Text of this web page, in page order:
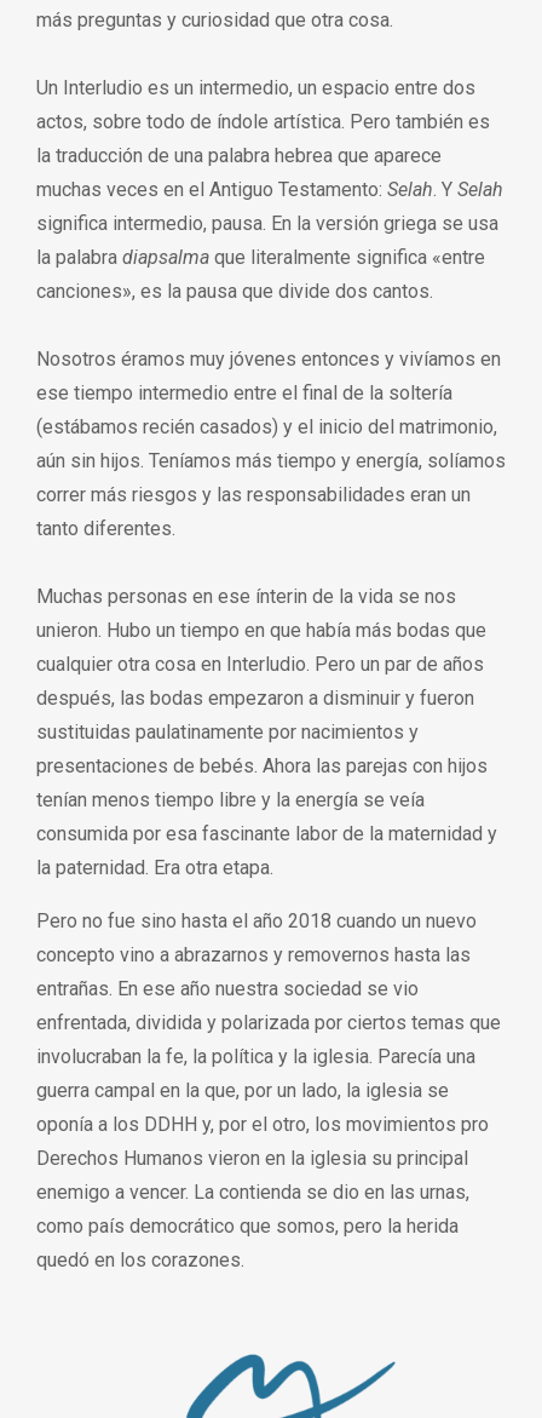
más preguntas y curiosidad que otra cosa.
Un Interludio es un intermedio, un espacio entre dos
actos, sobre todo de índole artística. Pero también es
la traducción de una palabra hebrea que aparece
muchas veces en el Antiguo Testamento: Selah. Y Selah
significa intermedio, pausa. En la versión griega se usa
la palabra diapsalma que literalmente significa «entre
canciones», es la pausa que divide dos cantos.
Nosotros éramos muy jóvenes entonces y vivíamos en
ese tiempo intermedio entre el final de la soltería
(estábamos recién casados) y el inicio del matrimonio,
aún sin hijos. Teníamos más tiempo y energía, solíamos
correr más riesgos y las responsabilidades eran un
tanto diferentes.
Muchas personas en ese ínterin de la vida se nos
unieron. Hubo un tiempo en que había más bodas que
cualquier otra cosa en Interludio. Pero un par de años
después, las bodas empezaron a disminuir y fueron
sustituidas paulatinamente por nacimientos y
presentaciones de bebés. Ahora las parejas con hijos
tenían menos tiempo libre y la energía se veía
consumida por esa fascinante labor de la maternidad y
la paternidad. Era otra etapa.
Pero no fue sino hasta el año 2018 cuando un nuevo
concepto vino a abrazarnos y removernos hasta las
entrañas. En ese año nuestra sociedad se vio
enfrentada, dividida y polarizada por ciertos temas que
involucraban la fe, la política y la iglesia. Parecía una
guerra campal en la que, por un lado, la iglesia se
oponía a los DDHH y, por el otro, los movimientos pro
Derechos Humanos vieron en la iglesia su principal
enemigo a vencer. La contienda se dio en las urnas,
como país democrático que somos, pero la herida
quedó en los corazones.